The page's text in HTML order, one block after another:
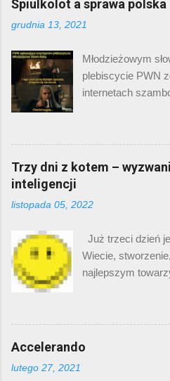
Kadłubka), i
Twardowski, nasz
który pięknie
wysadza w pole)
numeru z serialu
odcinkach pojawia
gotówkę w
grach. Oglądając
można zwrócić
wystarczająca w
Bhutanu,
Południowej. Otóż
filmu. Oryginalnie
komórkowej: 010,
numer
kobiety
Śpiulkolot a sprawa polska
grudnia 13, 2021
Młodzieżowym
plebiscycie PWN
internetach
przeprowadzać
dotyczącej kto
podobało się
chciała
Egocentryk, jak
finałem, to od
bo z całego
stara, essa ) było
schyłkowe
poprzednich
twoj ą star ą , to –
Trzy dni z kotem –
inteligencji
listopada 05, 2022
Już trzeci dzień
Wiecie,
najlepszym
dlaczego?
było śmiesznego,
Accelerando
lutego 27, 2021